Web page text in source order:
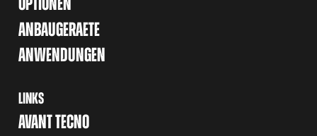
ANBAUGERAETE
ANWENDUNGEN
LINKS
AVANT TECNO